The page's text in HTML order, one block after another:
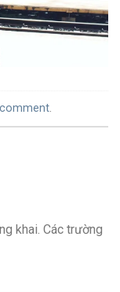
.
khai. Các trường